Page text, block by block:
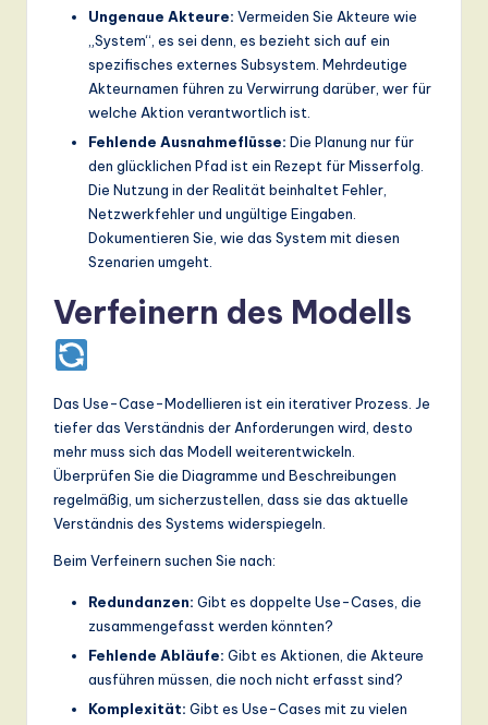
Ungenaue Akteure: Vermeiden Sie Akteure wie
„System“, es sei denn, es bezieht sich auf ein
spezifisches externes Subsystem. Mehrdeutige
Akteurnamen führen zu Verwirrung darüber, wer für
welche Aktion verantwortlich ist.
Fehlende Ausnahmeflüsse: Die Planung nur für
den glücklichen Pfad ist ein Rezept für Misserfolg.
Die Nutzung in der Realität beinhaltet Fehler,
Netzwerkfehler und ungültige Eingaben.
Dokumentieren Sie, wie das System mit diesen
Szenarien umgeht.
Verfeinern des Modells
Das Use-Case-Modellieren ist ein iterativer Prozess. Je
tiefer das Verständnis der Anforderungen wird, desto
mehr muss sich das Modell weiterentwickeln.
Überprüfen Sie die Diagramme und Beschreibungen
regelmäßig, um sicherzustellen, dass sie das aktuelle
Verständnis des Systems widerspiegeln.
Beim Verfeinern suchen Sie nach:
Redundanzen: Gibt es doppelte Use-Cases, die
zusammengefasst werden könnten?
Fehlende Abläufe: Gibt es Aktionen, die Akteure
ausführen müssen, die noch nicht erfasst sind?
Komplexität: Gibt es Use-Cases mit zu vielen